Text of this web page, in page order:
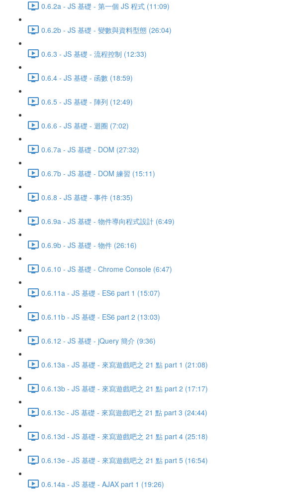
0.6.2a - JS 基礎 - 第一個 JS 程式 (11:09)
0.6.2b - JS 基礎 - 變數與資料型態 (26:04)
0.6.3 - JS 基礎 - 流程控制 (12:33)
0.6.4 - JS 基礎 - 函數 (18:59)
0.6.5 - JS 基礎 - 陣列 (12:49)
0.6.6 - JS 基礎 - 迴圈 (7:02)
0.6.7a - JS 基礎 - DOM (27:32)
0.6.7b - JS 基礎 - DOM 練習 (15:11)
0.6.8 - JS 基礎 - 事件 (18:35)
0.6.9a - JS 基礎 - 物件導向程式設計 (6:49)
0.6.9b - JS 基礎 - 物件 (26:16)
0.6.10 - JS 基礎 - Chrome Console (6:47)
0.6.11a - JS 基礎 - ES6 part 1 (15:07)
0.6.11b - JS 基礎 - ES6 part 2 (13:03)
0.6.12 - JS 基礎 - jQuery 簡介 (9:36)
0.6.13a - JS 基礎 - 來寫遊戲吧之 21 點 part 1 (21:08)
0.6.13b - JS 基礎 - 來寫遊戲吧之 21 點 part 2 (17:17)
0.6.13c - JS 基礎 - 來寫遊戲吧之 21 點 part 3 (24:44)
0.6.13d - JS 基礎 - 來寫遊戲吧之 21 點 part 4 (25:18)
0.6.13e - JS 基礎 - 來寫遊戲吧之 21 點 part 5 (16:54)
0.6.14a - JS 基礎 - AJAX part 1 (19:26)